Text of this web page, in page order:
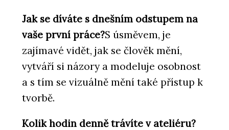
Jak se díváte s dnešním odstupem na
vaše první práce?S úsměvem, je
zajímavé vidět, jak se člověk mění,
vytváří si názory a modeluje osobnost
a s tím se vizuálně mění také přístup k
tvorbě.
Kolik hodin denně trávíte v ateliéru?